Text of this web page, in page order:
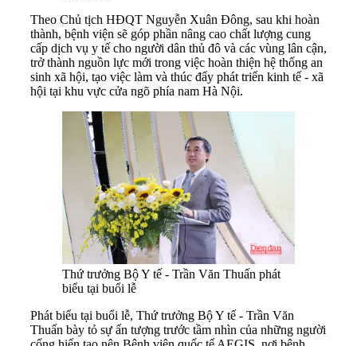
Theo Chủ tịch HĐQT Nguyễn Xuân Đông, sau khi hoàn
thành, bệnh viện sẽ góp phần nâng cao chất lượng cung
cấp dịch vụ y tế cho người dân thủ đô và các vùng lân cận,
trở thành nguồn lực mới trong việc hoàn thiện hệ thống an
sinh xã hội, tạo việc làm và thúc đẩy phát triển kinh tế - xã
hội tại khu vực cửa ngõ phía nam Hà Nội.
Thứ trưởng Bộ Y tế - Trần Văn Thuấn phát
biểu tại buổi lễ
Phát biểu tại buổi lễ, Thứ trưởng Bộ Y tế - Trần Văn
Thuấn bày tỏ sự ấn tượng trước tầm nhìn của những người